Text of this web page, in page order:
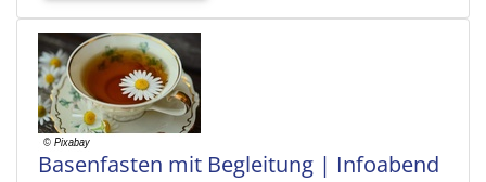
Basenfasten mit Begleitung | Infoabend